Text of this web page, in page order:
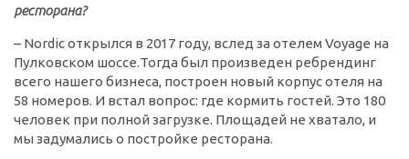
ресторана?
– Nordic открылся в 2017 году, вслед за отелем Voyage на
Пулковском шоссе.Тогда был произведен ребрендинг
всего нашего бизнеса, построен новый корпус отеля на
58 номеров. И встал вопрос: где кормить гостей. Это 180
человек при полной загрузке. Площадей не хватало, и
мы задумались о постройке ресторана.